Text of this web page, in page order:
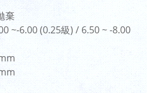
棄
~-6.00 (0.25級) / 6.50 ~ -8.00